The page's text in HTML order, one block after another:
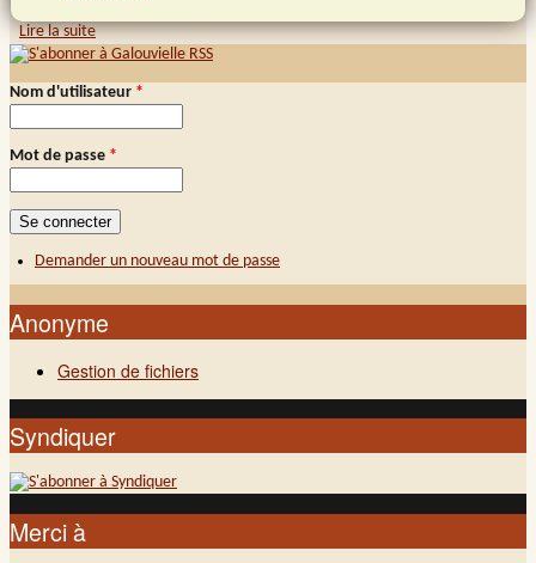
Lire la suitede Album nouveau commande
Connexion membre
Nom d'utilisateur *
Mot de passe *
Demander un nouveau mot de passe
Anonyme
Gestion de fichiers
Syndiquer
Merci à